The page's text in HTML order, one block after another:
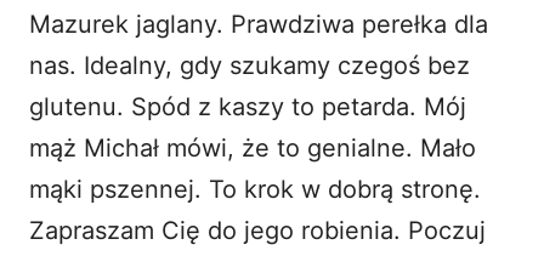
Mazurek jaglany. Prawdziwa perełka dla
nas. Idealny, gdy szukamy czegoś bez
glutenu. Spód z kaszy to petarda. Mój
mąż Michał mówi, że to genialne. Mało
mąki pszennej. To krok w dobrą stronę.
Zapraszam Cię do jego robienia. Poczuj